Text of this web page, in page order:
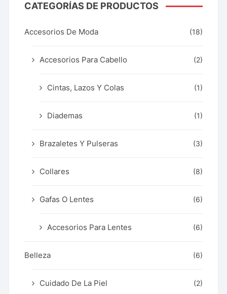
CATEGORÍAS DE PRODUCTOS
Accesorios De Moda (18)
Accesorios Para Cabello (2)
Cintas, Lazos Y Colas (1)
Diademas (1)
Brazaletes Y Pulseras (3)
Collares (8)
Gafas O Lentes (6)
Accesorios Para Lentes (6)
Belleza (6)
Cuidado De La Piel (2)